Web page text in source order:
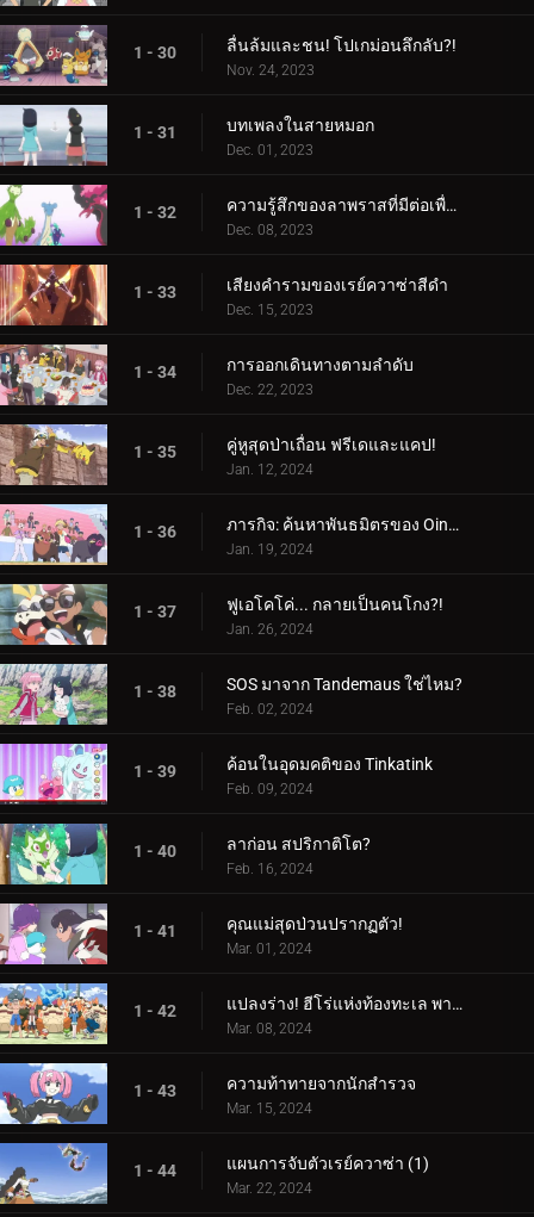
1 - 30 ลื่นล้มและชน! โปเกม่อนลึกลับ?!
Nov. 24, 2023
1 - 31 บทเพลงในสายหมอก
Dec. 01, 2023
1 - 32 ความรู้สึกของลาพราสที่มีต่อเพื่อน
Dec. 08, 2023
1 - 33 เสียงคำรามของเรย์ควาซ่าสีดำ
Dec. 15, 2023
1 - 34 การออกเดินทางตามลำดับ
Dec. 22, 2023
1 - 35 คู่หูสุดป่าเถื่อน ฟรีเดและแคป!
Jan. 12, 2024
1 - 36 ภารกิจ: ค้นหาพันธมิตรของ Oinkologne!
Jan. 19, 2024
1 - 37 ฟูเอโคโค่... กลายเป็นคนโกง?!
Jan. 26, 2024
1 - 38 SOS มาจาก Tandemaus ใช่ไหม?
Feb. 02, 2024
1 - 39 ค้อนในอุดมคติของ Tinkatink
Feb. 09, 2024
1 - 40 ลาก่อน สปริกาติโต?
Feb. 16, 2024
1 - 41 คุณแม่สุดป่วนปรากฏตัว!
Mar. 01, 2024
1 - 42 แปลงร่าง! ฮีโร่แห่งท้องทะเล พาลาฟิน
Mar. 08, 2024
1 - 43 ความท้าทายจากนักสำรวจ
Mar. 15, 2024
1 - 44 แผนการจับตัวเรย์ควาซ่า (1)
Mar. 22, 2024